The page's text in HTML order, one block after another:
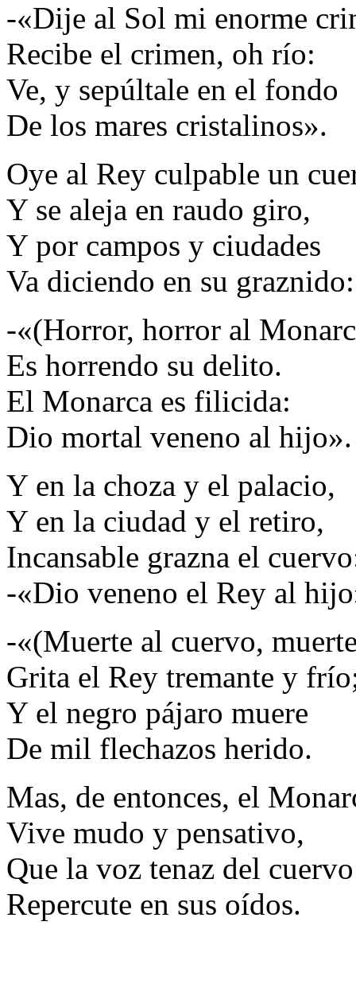
-«Dije al Sol mi enorme
Recibe el crimen, oh río:
Ve, y sepúltale en el fondo
De los mares cristalinos».
Oye al Rey culpable un
Y se aleja en raudo giro,
Y por campos y ciudades
Va diciendo en su graznido:
-«(Horror, horror al
Es horrendo su delito.
El Monarca es filicida:
Dio mortal veneno al hijo».
Y en la choza y el palacio,
Y en la ciudad y el retiro,
Incansable grazna el
-«Dio veneno el Rey al
-«(Muerte al cuervo,
Grita el Rey tremante y
Y el negro pájaro muere
De mil flechazos herido.
Mas, de entonces, el
Vive mudo y pensativo,
Que la voz tenaz del cuervo
Repercute en sus oídos.